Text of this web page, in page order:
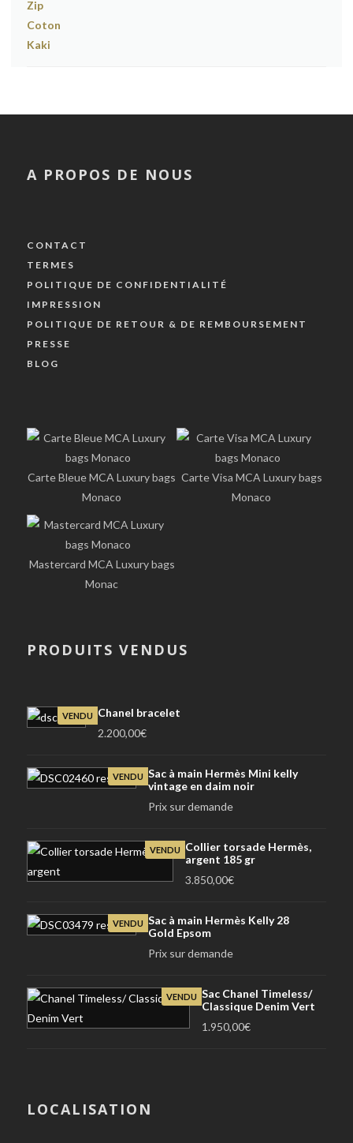
A PROPOS DE NOUS
CONTACT
TERMES
POLITIQUE DE CONFIDENTIALITÉ
IMPRESSION
POLITIQUE DE RETOUR & DE REMBOURSEMENT
PRESSE
BLOG
Carte Bleue MCA Luxury bags
Monaco
Carte Visa MCA Luxury bags
Monaco
Mastercard MCA Luxury bags
Monac
PRODUITS VENDUS
VENDU
Chanel bracelet
2.200,00€
VENDU Sac à main Hermès Mini kelly
vintage en daim noir
Prix sur demande
VENDU
Collier torsade Hermès,
argent 185 gr
3.850,00€
VENDU Sac à main Hermès Kelly 28
Gold Epsom
Prix sur demande
VENDU Sac Chanel Timeless/
Classique Denim Vert
1.950,00€
LOCALISATION